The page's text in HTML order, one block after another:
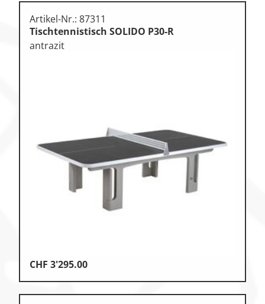
Artikel-Nr.: 87311
Tischtennistisch SOLIDO P30-R
antrazit
CHF 3'295.00